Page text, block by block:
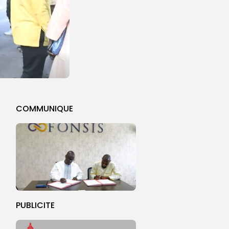
COMMUNIQUE
PUBLICITE